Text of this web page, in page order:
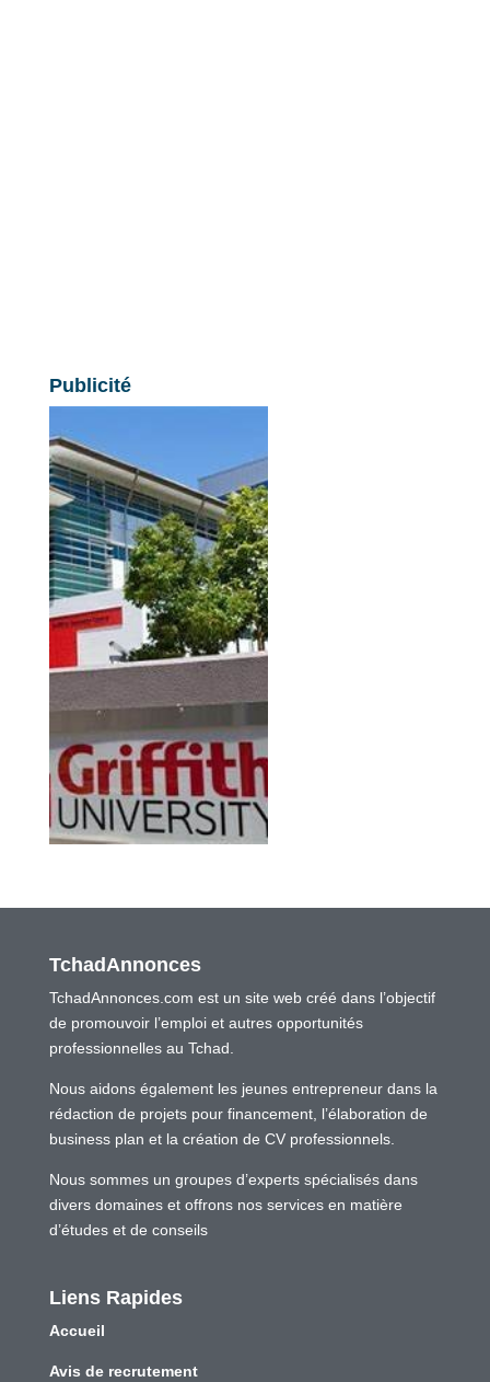
Publicité
TchadAnnonces
TchadAnnonces.com est un site web créé dans l’objectif
de promouvoir l’emploi et autres opportunités
professionnelles au Tchad.
Nous aidons également les jeunes entrepreneur dans la
rédaction de projets pour financement, l’élaboration de
business plan et la création de CV professionnels.
Nous sommes un groupes d’experts spécialisés dans
divers domaines et offrons nos services en matière
d’études et de conseils
Liens Rapides
Accueil
Avis de recrutement